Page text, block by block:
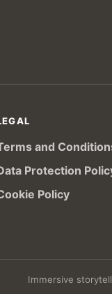
and
Protection
Policy
Immersive